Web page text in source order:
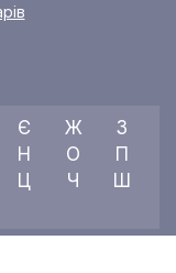
Є Ж
З
Н О
П
Ц Ч
Ш